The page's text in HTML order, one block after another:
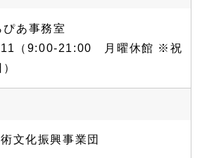
ぴあ事務室
（9:00-21:00 月曜休館 ※祝
文化振興事業団